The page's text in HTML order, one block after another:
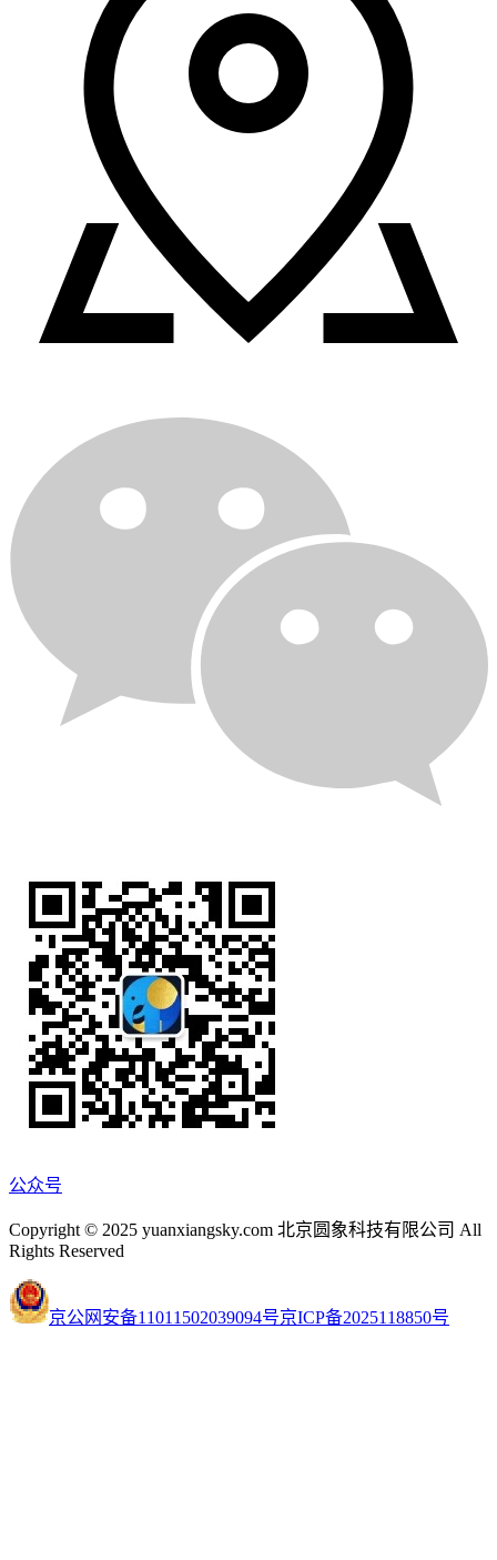
公众号
Copyright © 2025 yuanxiangsky.com 北京圆象科技有限公司 All
Rights Reserved
京公网安备11011502039094号京ICP备2025118850号